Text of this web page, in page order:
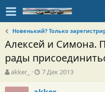
Новенький? Только
Алексей и Симона.
рады
А
в
т
akker_
Д
а
т
7 Дек 2013